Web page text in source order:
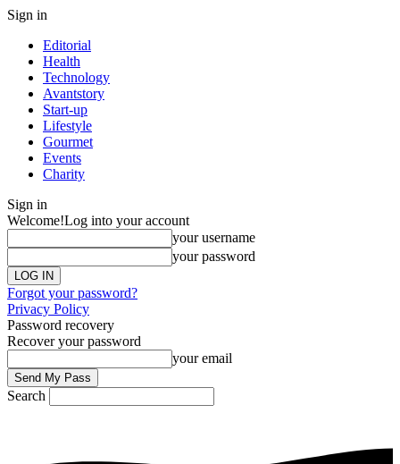
Sign in
Editorial
Health
Technology
Avantstory
Start-up
Lifestyle
Gourmet
Events
Charity
Sign in
Welcome!Log into your account
your username
your password
Forgot your password?
Privacy Policy
Password recovery
Recover your password
your email
Search